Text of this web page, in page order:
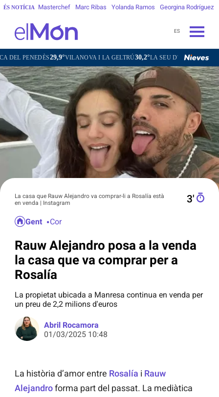
ÉS NOTÍCIA Masterchef Marc Ribas Yolanda Ramos Georgina Rodríguez
ES
29,9°VILANOVA I LA GELTRÚ 30,2°LA SEU D'URGELL29,2°
La casa que Rauw Alejandro va comprar-li a Rosalía està
en venda | Instagram
3′
Gent Cor
Rauw Alejandro posa a la venda
la casa que va comprar per a
Rosalía
La propietat ubicada a Manresa continua en venda per
un preu de 2,2 milions d'euros
Abril Rocamora
01/03/2025 10:48
La història d’amor entre Rosalía i Rauw
Alejandroforma part del passat. La mediàtica